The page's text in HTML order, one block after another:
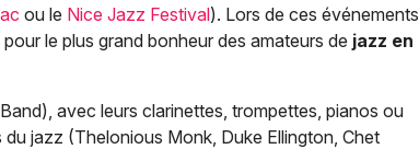
ou le Nice Jazz Festival). Lors de ces événements
le plus grand bonheur des amateurs de jazz en
avec leurs clarinettes, trompettes, pianos ou
jazz (Thelonious Monk, Duke Ellington, Chet